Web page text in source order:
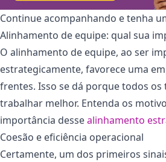
Continue acompanhando e tenha
Alinhamento de equipe: qual sua
O alinhamento de equipe, ao ser
estrategicamente, favorece uma
frentes. Isso se dá porque todos os
trabalhar melhor. Entenda os
importância dessealinhamento
Coesão e eficiência operacional
Certamente, um dos primeiros